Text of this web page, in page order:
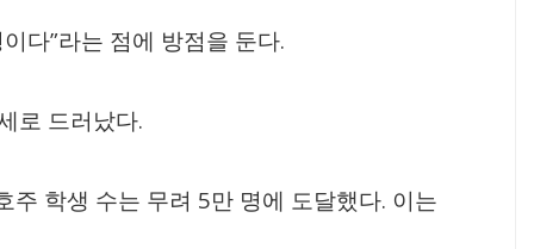
이다”라는 점에 방점을 둔다.
로 드러났다.
주 학생 수는 무려 5만 명에 도달했다. 이는